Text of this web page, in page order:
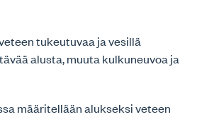
tukeutuvaa ja vesillä
alusta, muuta kulkuneuvoa ja
määritellään alukseksi veteen